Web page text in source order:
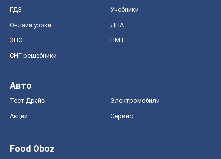
ГДЗ Учебники
Онлайн уроки ДПА
ЗНО НМТ
СНГ решебники
Авто
Тест Драйв Электромобили
Акции Сервис
Food Oboz